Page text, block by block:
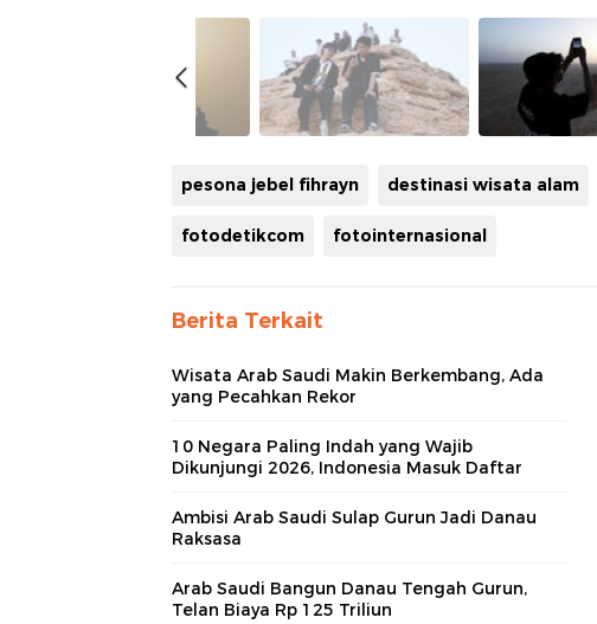
pesona jebel fihrayn destinasi wisata alam
fotodetikcom fotointernasional
Berita Terkait
Wisata Arab Saudi Makin Berkembang, Ada
yang Pecahkan Rekor
10 Negara Paling Indah yang Wajib
Dikunjungi 2026, Indonesia Masuk Daftar
Ambisi Arab Saudi Sulap Gurun Jadi Danau
Raksasa
Arab Saudi Bangun Danau Tengah Gurun,
Telan Biaya Rp 125 Triliun